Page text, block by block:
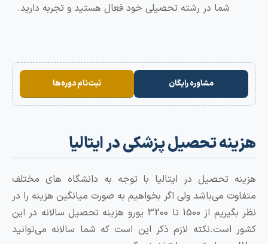
شما در رشته تحصیلی خود فعال هستید و تجربه دارید.
مشاوره رایگان ثبت‌نام دوره‌ها
تحصیل پزشکی در ایتالیا
تحصیل در ایتالیا با توجه به دانشگاه های مختلف
می‌باشد ولی اگر بخواهیم به صورت میانگین هزینه را در
نظر بگیریم از 1500 تا 3200 یورو هزینه تحصیل سالانه در این
لازم ذکر این است که شما سالانه می‌توانید